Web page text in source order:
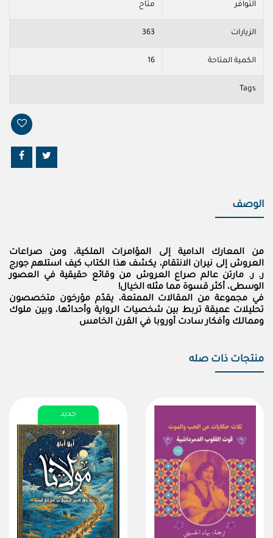
التوافر متاح
الزيارات 363
الكمية المتاحة 16
Tags
الوصف
من المعارك الدامية إلى المؤامرات الملكية، ومن صراعات
العروش إلى نيران الانتقام، يكشف هذا الكتاب كيف استلهم جورج
ر. ر. مارتن عالم صراع العروش من وقائع حقيقية في العصور
الوسطى، أكثر قسوة مما مثله الخيال!
في مجموعة من المقالات الممتعة، يقدّم مؤرخون متخصصون
تحليلات عميقة تربط بين شخصيات الرواية وأحداثها، وبين ملوك
وممالك وأفكار سادت أوروبا في القرن الخامس
منتجات ذات صله
جديد